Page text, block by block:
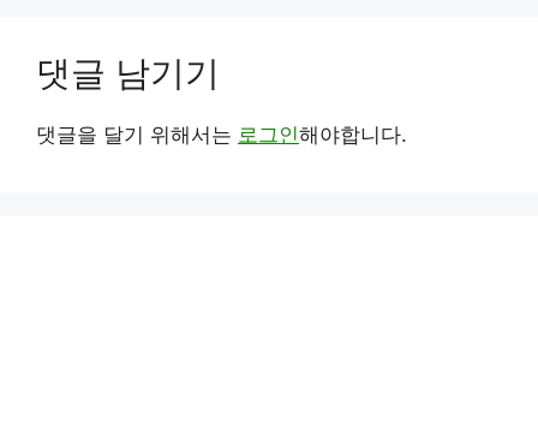
댓글 남기기
댓글을 달기 위해서는 로그인해야합니다.